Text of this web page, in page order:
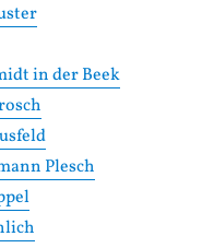
in der Beek
Plesch